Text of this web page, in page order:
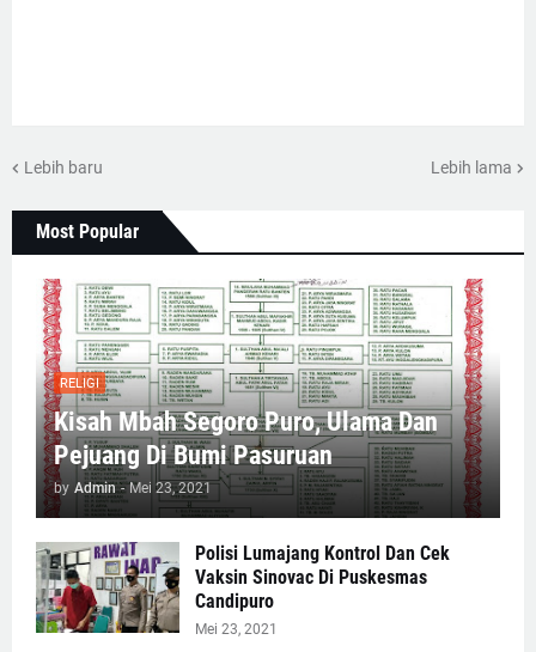
Lebih baru Lebih lama
Most Popular
RELIGI
Kisah Mbah Segoro Puro, Ulama Dan
Pejuang Di Bumi Pasuruan
by Admin - Mei 23, 2021
Polisi Lumajang Kontrol Dan Cek
Vaksin Sinovac Di Puskesmas
Candipuro
Mei 23, 2021